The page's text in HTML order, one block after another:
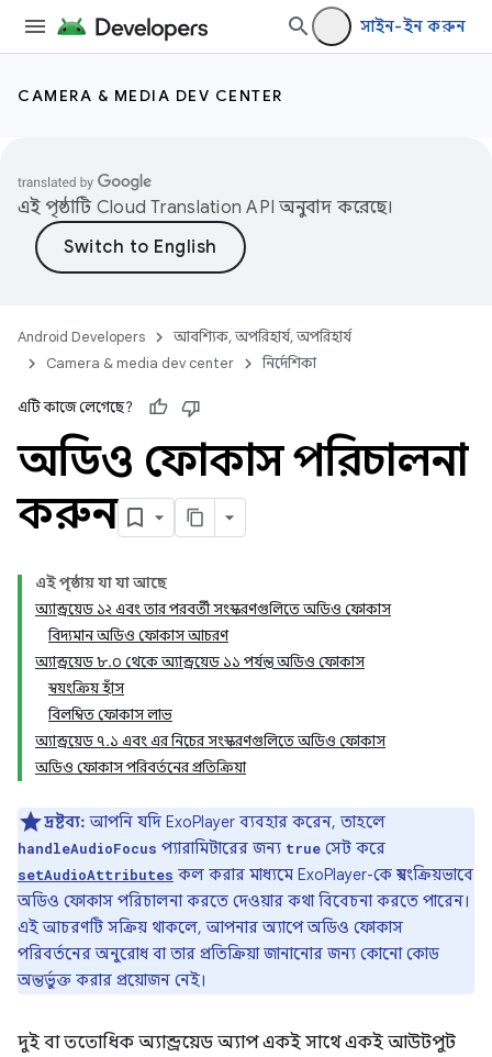
সাইন-ইন করুন
CAMERA & MEDIA DEV CENTER
এই পৃষ্ঠাটি Cloud Translation API অনুবাদ করেছে।
Android Developers
আবশ্যিক, অপরিহার্য, অপরিহার্য
Camera & media dev center
নির্দেশিকা
এটি কাজে লেগেছে?
অডিও ফোকাস পরিচালনা
করুন
এই পৃষ্ঠায় যা যা আছে
অ্যান্ড্রয়েড ১২ এবং তার পরবর্তী সংস্করণগুলিতে অডিও ফোকাস
বিদ্যমান অডিও ফোকাস আচরণ
অ্যান্ড্রয়েড ৮.০ থেকে অ্যান্ড্রয়েড ১১ পর্যন্ত অডিও ফোকাস
স্বয়ংক্রিয় হাঁস
বিলম্বিত ফোকাস লাভ
অ্যান্ড্রয়েড ৭.১ এবং এর নিচের সংস্করণগুলিতে অডিও ফোকাস
অডিও ফোকাস পরিবর্তনের প্রতিক্রিয়া
দ্রষ্টব্য: আপনি যদি ExoPlayer ব্যবহার করেন, তাহলে
handleAudioFocus প্যারামিটারের জন্য true সেট করে
setAudioAttributes কল করার মাধ্যমে ExoPlayer-কে স্বয়ংক্রিয়ভাবে
অডিও ফোকাস পরিচালনা করতে দেওয়ার কথা বিবেচনা করতে পারেন।
এই আচরণটি সক্রিয় থাকলে, আপনার অ্যাপে অডিও ফোকাস
পরিবর্তনের অনুরোধ বা তার প্রতিক্রিয়া জানানোর জন্য কোনো কোড
অন্তর্ভুক্ত করার প্রয়োজন নেই।
দুই বা ততোধিক অ্যান্ড্রয়েড অ্যাপ একই সাথে একই আউটপুট